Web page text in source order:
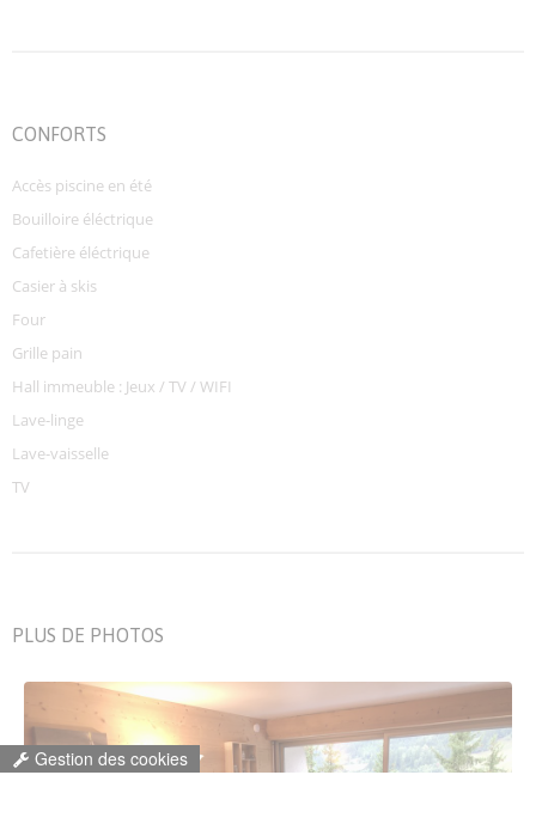
CONFORTS
Accès piscine en été
Bouilloire éléctrique
Cafetière éléctrique
Casier à skis
Four
Grille pain
Hall immeuble : Jeux / TV / WIFI
Lave-linge
Lave-vaisselle
TV
PLUS DE PHOTOS
Gestion des cookies